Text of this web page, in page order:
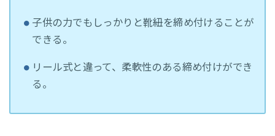
子供の力でもしっかりと靴紐を締め付けることが
できる。
リール式と違って、柔軟性のある締め付けができ
る。